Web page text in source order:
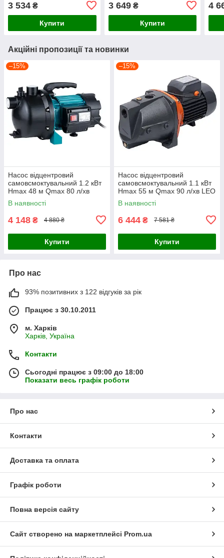
(775306)
3 534 ₴
Купити
(775307)
3 649₴
Купити
4
Акційні пропозиції та новинки
–15%
Насос відцентровий
самовсмоктувальний 1.2 кВт
Hmax 48 м Qmax 80 л/хв
пластик LEO EKJ-1202P
(775309)
В наявності
4 148 ₴ 4 880 ₴
Купити
–15%
Насос відцентровий
самовсмоктувальний 1.1 кВт
Hmax 55 м Qmax 90 л/хв LEO
XJWm/15M (775325)
В наявності
6 444 ₴ 7 581 ₴
Купити
Про нас
93% позитивних з 122 відгуків за рік
Працює з 30.10.2011
м. Харків
Харків, Україна
Контакти
Сьогодні працює з 09:00 до 18:00
Показати весь графік роботи
Про нас
Контакти
Доставка та оплата
Графік роботи
Повна версія сайту
Сайт створено на маркетплейсі Prom.ua